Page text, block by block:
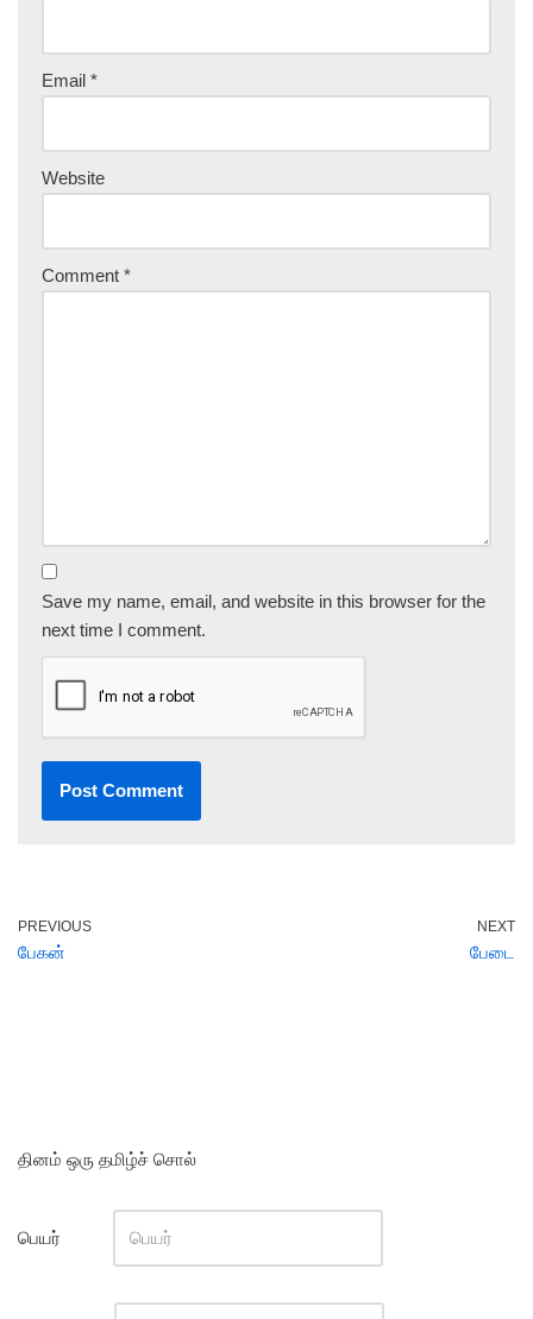
Email *
Website
Comment *
Save my name, email, and website in this browser for the
next time I comment.
PREVIOUS
பேகன்
NEXT
பேடை
தினம் ஒரு தமிழ்ச் சொல்
பெயர்